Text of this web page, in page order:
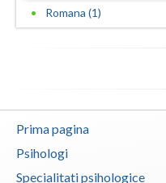
ValceaRomana (1)
Prima pagina
Psihologi
Specialitati psihologice